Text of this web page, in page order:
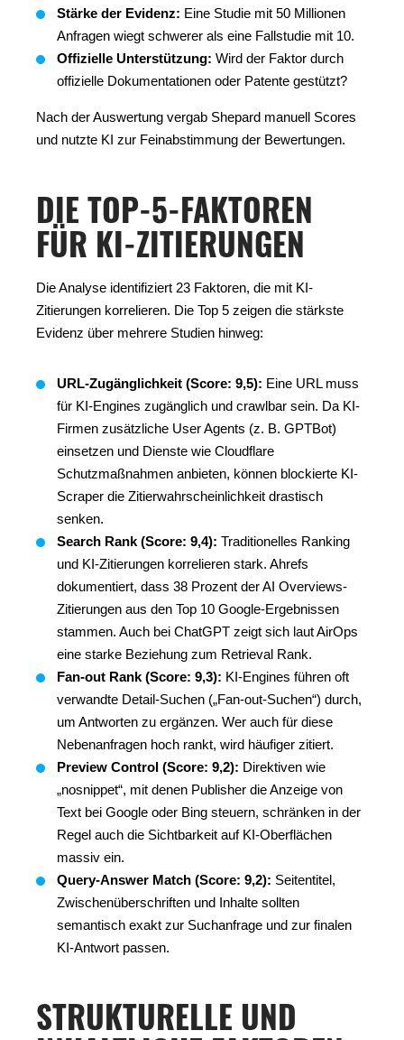
Stärke der Evidenz: Eine Studie mit 50 Millionen
Anfragen wiegt schwerer als eine Fallstudie mit 10.
Offizielle Unterstützung: Wird der Faktor durch
offizielle Dokumentationen oder Patente gestützt?
Nach der Auswertung vergab Shepard manuell Scores
und nutzte KI zur Feinabstimmung der Bewertungen.
DIE TOP-5-FAKTOREN
FÜR KI-ZITIERUNGEN
Die Analyse identifiziert 23 Faktoren, die mit KI-
Zitierungen korrelieren. Die Top 5 zeigen die stärkste
Evidenz über mehrere Studien hinweg:
URL-Zugänglichkeit (Score: 9,5): Eine URL muss
für KI-Engines zugänglich und crawlbar sein. Da KI-
Firmen zusätzliche User Agents (z. B. GPTBot)
einsetzen und Dienste wie Cloudflare
Schutzmaßnahmen anbieten, können blockierte KI-
Scraper die Zitierwahrscheinlichkeit drastisch
senken.
Search Rank (Score: 9,4): Traditionelles Ranking
und KI-Zitierungen korrelieren stark. Ahrefs
dokumentiert, dass 38 Prozent der AI Overviews-
Zitierungen aus den Top 10 Google-Ergebnissen
stammen. Auch bei ChatGPT zeigt sich laut AirOps
eine starke Beziehung zum Retrieval Rank.
Fan-out Rank (Score: 9,3): KI-Engines führen oft
verwandte Detail-Suchen („Fan-out-Suchen“) durch,
um Antworten zu ergänzen. Wer auch für diese
Nebenanfragen hoch rankt, wird häufiger zitiert.
Preview Control (Score: 9,2): Direktiven wie
„nosnippet“, mit denen Publisher die Anzeige von
Text bei Google oder Bing steuern, schränken in der
Regel auch die Sichtbarkeit auf KI-Oberflächen
massiv ein.
Query-Answer Match (Score: 9,2): Seitentitel,
Zwischenüberschriften und Inhalte sollten
semantisch exakt zur Suchanfrage und zur finalen
KI-Antwort passen.
STRUKTURELLE UND